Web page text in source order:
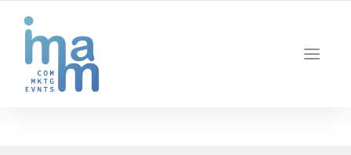
IBIZA · MADRID · BARCELONA